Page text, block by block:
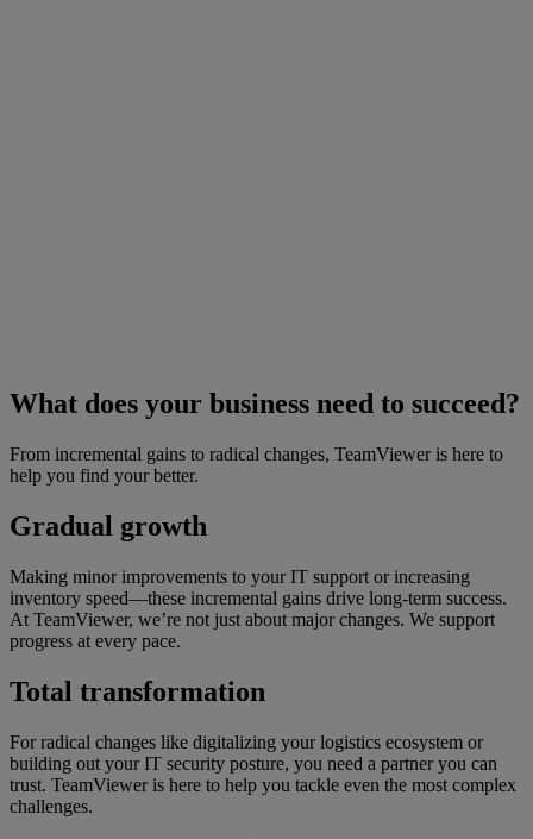
What does your business need to succeed?
From incremental gains to radical changes, TeamViewer is here to
help you find your better.
Gradual growth
Making minor improvements to your IT support or increasing
inventory speed—these incremental gains drive long-term success.
At TeamViewer, we’re not just about major changes. We support
progress at every pace.
Total transformation
For radical changes like digitalizing your logistics ecosystem or
building out your IT security posture, you need a partner you can
trust. TeamViewer is here to help you tackle even the most complex
challenges.